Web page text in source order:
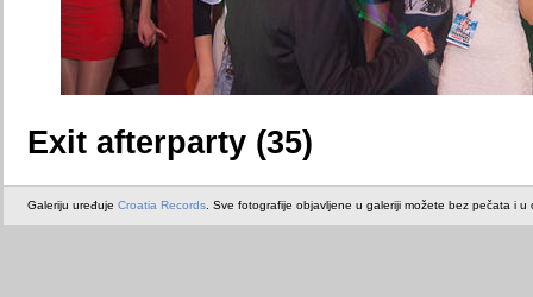
Exit afterparty (35)
Galeriju uređuje Croatia Records . Sve fotografije objavljene u galeriji možete bez pečata i